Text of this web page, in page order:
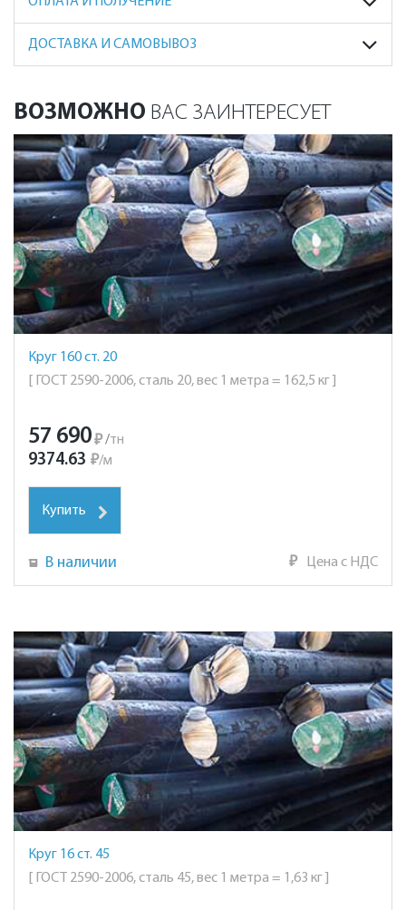
ДОСТАВКА И САМОВЫВОЗ
ВОЗМОЖНО ВАС ЗАИНТЕРЕСУЕТ
Круг 160 ст. 20
[ ГОСТ 2590-2006, сталь 20, вес 1 метра = 162,5 кг ]
57 690₽ /тн
9374.63 ₽/м
Купить
В наличии ₽ Цена с НДС
Круг 16 ст. 45
[ ГОСТ 2590-2006, сталь 45, вес 1 метра = 1,63 кг ]